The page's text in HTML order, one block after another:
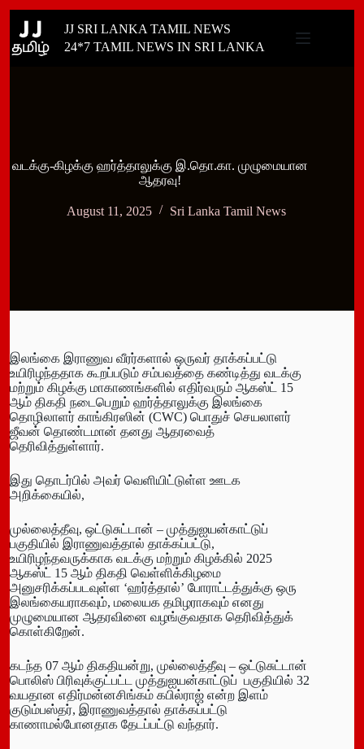
content
JJ SRI LANKA TAMIL NEWS
24*7 TAMIL NEWS IN SRI LANKA
வடக்கு-கிழக்கு ஹர்த்தாலுக்கு இ.தொ.கா. முழுமையான
ஆதரவு!
August 11, 2025 Sri Lanka Tamil News
இலங்கை இராணுவ வீரர்களால் ஒருவர் தாக்கப்பட்டு
உயிரிழந்ததாக கூறப்படும் சம்பவத்தை கண்டித்து வடக்கு
மற்றும் கிழக்கு மாகாணங்களில் எதிர்வரும் ஆகஸ்ட் 15
ஆம் திகதி நடைபெறும் ஹர்த்தாலுக்கு இலங்கை
தொழிலாளர் காங்கிரஸின் (CWC) பொதுச் செயலாளர்
ஜீவன் தொண்டமான் தனது ஆதரவைத்
தெரிவித்துள்ளார்.
இது தொடர்பில் அவர் வெளியிட்டுள்ள ஊடக
அறிக்கையில்,
முல்லைத்தீவு, ஒட்டுசுட்டான் – முத்துஐயன்காட்டுப்
பகுதியில் இராணுவத்தால் தாக்கப்பட்டு,
உயிரிழந்தவருக்காக வடக்கு மற்றும் கிழக்கில் 2025
ஆகஸ்ட் 15 ஆம் திகதி வெள்ளிக்கிழமை
அனுசரிக்கப்படவுள்ள ‘ஹர்த்தால்’ போராட்டத்துக்கு ஒரு
இலங்கையராகவும், மலையக தமிழராகவும் எனது
முழுமையான ஆதரவினை வழங்குவதாக தெரிவித்துக்
கொள்கிறேன்.
கடந்த 07 ஆம் திகதியன்று, முல்லைத்தீவு – ஒட்டுசுட்டான்
பொலிஸ் பிரிவுக்குட்பட்ட முத்துஐயன்காட்டுப் பகுதியில் 32
வயதான எதிர்மன்னசிங்கம் கபில்ராஜ் என்ற இளம்
குடும்பஸ்தர், இராணுவத்தால் தாக்கப்பட்டு
காணாமல்போனதாக தேடப்பட்டு வந்தார்.